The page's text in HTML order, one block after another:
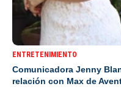
ENTRETENIMIENTO
Comunicadora Jenny
relación con Max de